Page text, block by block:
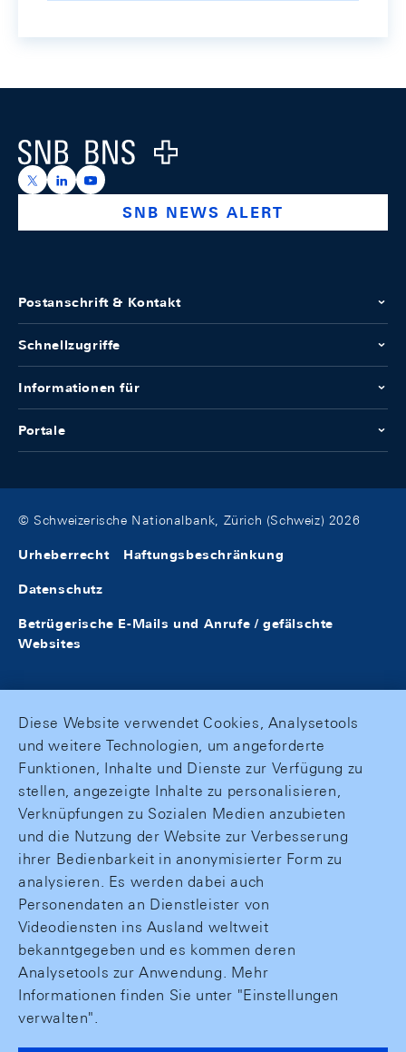
Logo
https://x.com/snb_bns
https://ch.linkedin.com/company/swiss-national-
https://www.youtube.com/@swissnationalbank
SNB NEWS ALERT
Postanschrift & Kontakt
Schnellzugriffe
Informationen für
Portale
© Schweizerische Nationalbank, Zürich (Schweiz) 2026
Urheberrecht Haftungsbeschränkung
Datenschutz
Betrügerische E-Mails und Anrufe / gefälschte
Websites
Diese Website verwendet Cookies, Analysetools
und weitere Technologien, um angeforderte
Funktionen, Inhalte und Dienste zur Verfügung zu
stellen, angezeigte Inhalte zu personalisieren,
Verknüpfungen zu Sozialen Medien anzubieten
und die Nutzung der Website zur Verbesserung
ihrer Bedienbarkeit in anonymisierter Form zu
analysieren. Es werden dabei auch
Personendaten an Dienstleister von
Videodiensten ins Ausland weltweit
bekanntgegeben und es kommen deren
Analysetools zur Anwendung. Mehr
Informationen finden Sie unter "Einstellungen
verwalten".